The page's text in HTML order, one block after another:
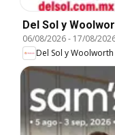
Del Sol y
06/08/2026- 17/08/
Del Sol y Woolworth